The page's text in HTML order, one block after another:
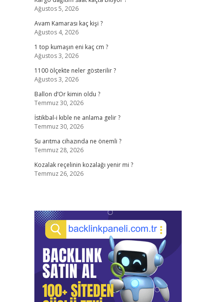
Ağustos 5, 2026
Avam Kamarası kaç kişi ?
Ağustos 4, 2026
1 top kumaşın eni kaç cm ?
Ağustos 3, 2026
1100 ölçekte neler gösterilir ?
Ağustos 3, 2026
Ballon d’Or kimin oldu ?
Temmuz 30, 2026
İstikbal-i kıble ne anlama gelir ?
Temmuz 30, 2026
Su arıtma cihazında ne önemli ?
Temmuz 28, 2026
Kozalak reçelinin kozalağı yenir mi ?
Temmuz 26, 2026